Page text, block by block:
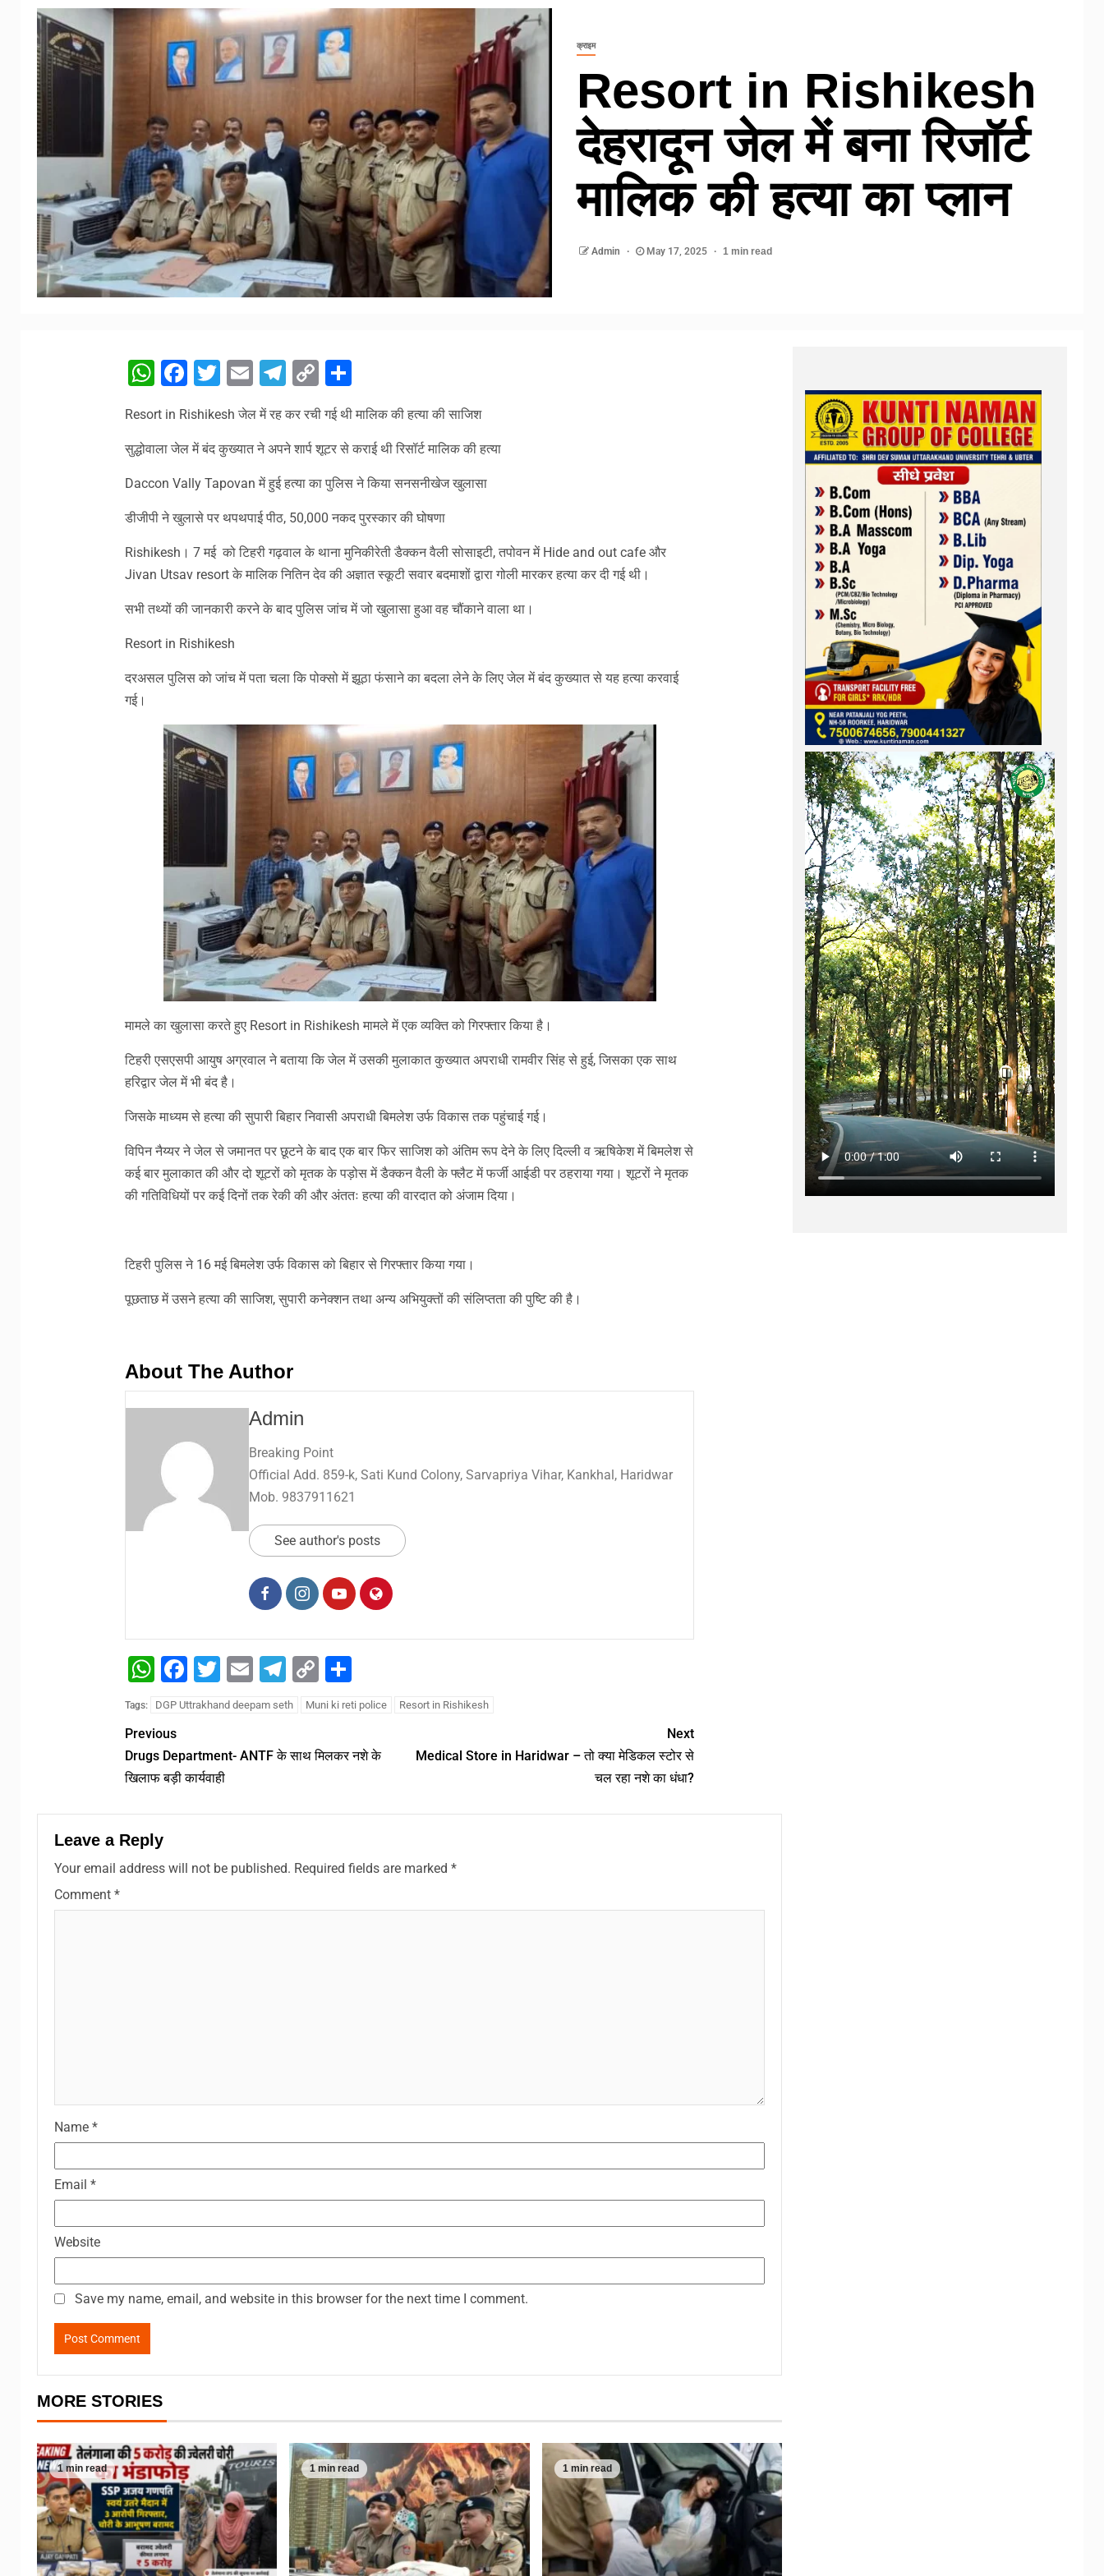
क्राइम
Resort in Rishikesh
देहरादून जेल में बना रिजॉर्ट
मालिक की हत्या का प्लान
Admin May 17, 2025 1 min read
WhatsApp
Facebook
Twitter
EmailTelegram
Copy
Link
Share
Resort in Rishikesh जेल में रह कर रची गई थी मालिक की हत्या की साजिश
सुद्धोवाला जेल में बंद कुख्यात ने अपने शार्प शूटर से कराई थी रिसॉर्ट मालिक की हत्या
Daccon Vally Tapovan में हुई हत्या का पुलिस ने किया सनसनीखेज खुलासा
डीजीपी ने खुलासे पर थपथपाई पीठ, 50,000 नकद पुरस्कार की घोषणा
Rishikesh। 7 मई को टिहरी गढ़वाल के थाना मुनिकीरेती डैक्कन वैली सोसाइटी, तपोवन में Hide and out cafe और
Jivan Utsav resort के मालिक नितिन देव की अज्ञात स्कूटी सवार बदमाशों द्वारा गोली मारकर हत्या कर दी गई थी।
सभी तथ्यों की जानकारी करने के बाद पुलिस जांच में जो खुलासा हुआ वह चौंकाने वाला था।
Resort in Rishikesh
दरअसल पुलिस को जांच में पता चला कि पोक्सो में झूठा फंसाने का बदला लेने के लिए जेल में बंद कुख्यात से यह हत्या करवाई
गई।
मामले का खुलासा करते हुए Resort in Rishikesh मामले में एक व्यक्ति को गिरफ्तार किया है।
टिहरी एसएसपी आयुष अग्रवाल ने बताया कि जेल में उसकी मुलाकात कुख्यात अपराधी रामवीर सिंह से हुई, जिसका एक साथ
हरिद्वार जेल में भी बंद है।
जिसके माध्यम से हत्या की सुपारी बिहार निवासी अपराधी बिमलेश उर्फ विकास तक पहुंचाई गई।
विपिन नैय्यर ने जेल से जमानत पर छूटने के बाद एक बार फिर साजिश को अंतिम रूप देने के लिए दिल्ली व ऋषिकेश में बिमलेश से
कई बार मुलाकात की और दो शूटरों को मृतक के पड़ोस में डैक्कन वैली के फ्लैट में फर्जी आईडी पर ठहराया गया। शूटरों ने मृतक
की गतिविधियों पर कई दिनों तक रेकी की और अंततः हत्या की वारदात को अंजाम दिया।
टिहरी पुलिस ने 16 मई बिमलेश उर्फ विकास को बिहार से गिरफ्तार किया गया।
पूछताछ में उसने हत्या की साजिश, सुपारी कनेक्शन तथा अन्य अभियुक्तों की संलिप्तता की पुष्टि की है।
About The Author
Admin
Breaking Point
Official Add. 859-k, Sati Kund Colony, Sarvapriya Vihar, Kankhal, Haridwar
Mob. 9837911621
See author's posts
WhatsApp
Facebook
Twitter
EmailTelegram
Copy
Link
Share
Tags: DGP Uttrakhand deepam seth Muni ki reti police Resort in Rishikesh
Previous
Drugs Department- ANTF के साथ मिलकर नशे के
खिलाफ बड़ी कार्यवाही
Next
Medical Store in Haridwar – तो क्या मेडिकल स्टोर से
चल रहा नशे का धंधा?
Leave a Reply
Your email address will not be published. Required fields are marked *
Comment *
Name *
Email *
Website
Save my name, email, and website in this browser for the next time I comment.
MORE STORIES
1 min read 1 min read 1 min read